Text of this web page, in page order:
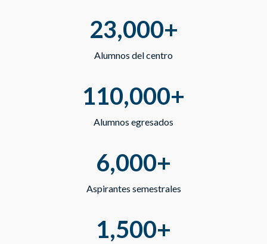
23,000+
Alumnos del centro
110,000+
Alumnos egresados
6,000+
Aspirantes semestrales
1,500+